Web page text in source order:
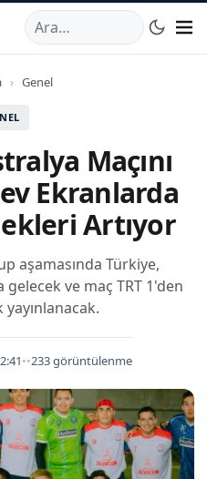
34520TRTelefon:0850
› Genel
Maçını
Ekranlarda
Artıyor
aşamasında Türkiye,
gelecek ve maç TRT 1'den
••233 görüntülenme